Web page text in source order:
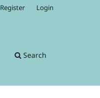
Search
Register Login